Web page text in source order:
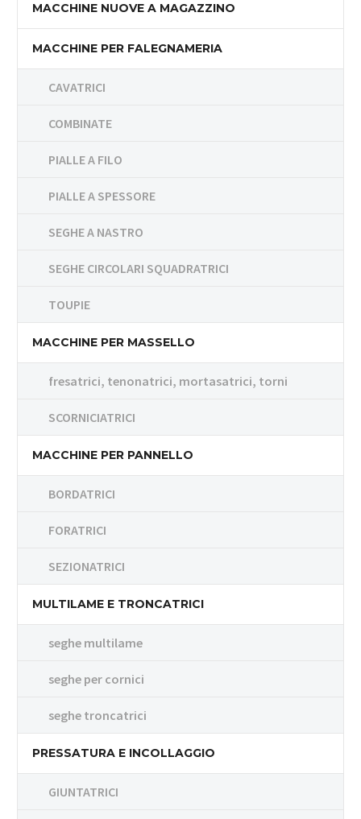
MACCHINE NUOVE A MAGAZZINO
MACCHINE PER FALEGNAMERIA
CAVATRICI
COMBINATE
PIALLE A FILO
PIALLE A SPESSORE
SEGHE A NASTRO
SEGHE CIRCOLARI SQUADRATRICI
TOUPIE
MACCHINE PER MASSELLO
fresatrici, tenonatrici, mortasatrici, torni
SCORNICIATRICI
MACCHINE PER PANNELLO
BORDATRICI
FORATRICI
SEZIONATRICI
MULTILAME E TRONCATRICI
seghe multilame
seghe per cornici
seghe troncatrici
PRESSATURA E INCOLLAGGIO
GIUNTATRICI